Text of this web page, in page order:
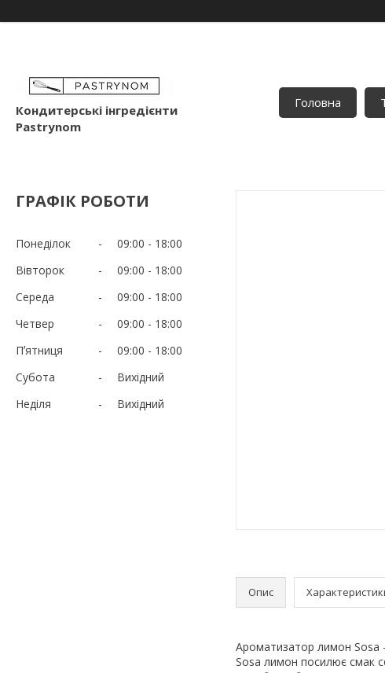
Кондитерські інгредієнти
Pastrynom
Головна
ГРАФІК РОБОТИ
Понеділок 09:00
18:00
Вівторок
09:00
18:00
Середа
09:00
18:00
Четвер
09:00
18:00
Пʼятниця
09:00
18:00
Субота
Вихідний
Неділя
Вихідний
Опис
Ароматизатор лимон Sosa
Sosa лимон посилює смак